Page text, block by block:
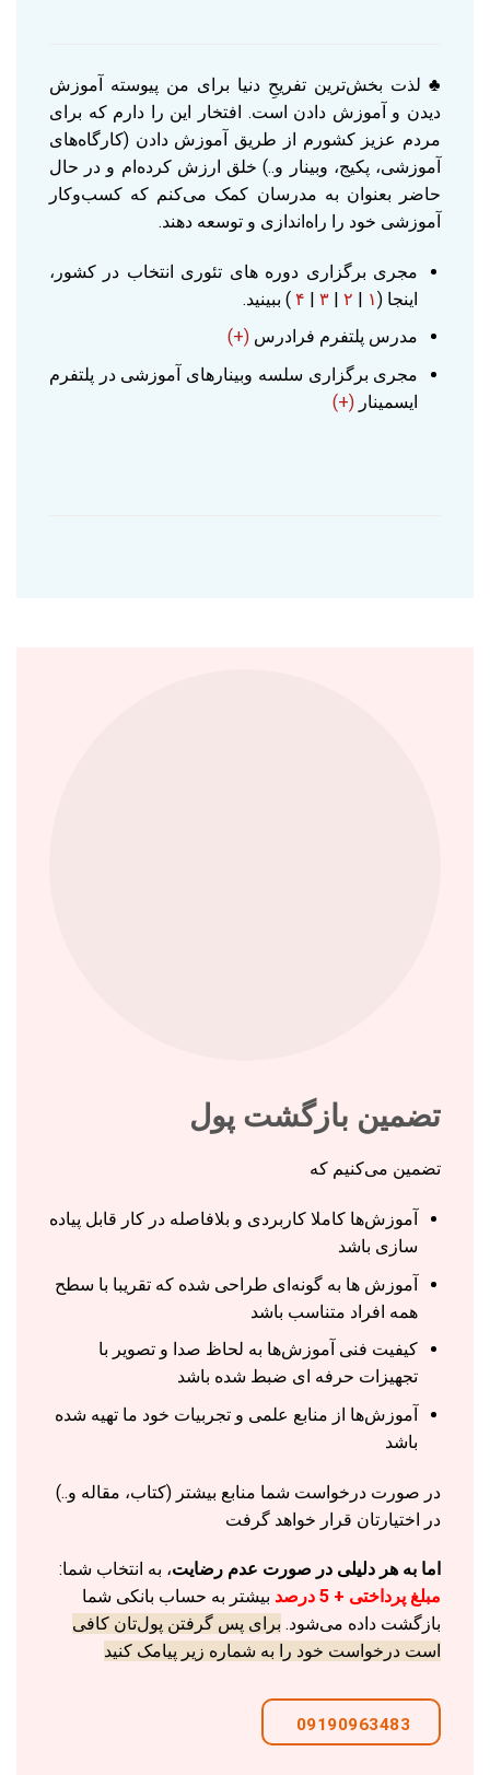
♣ لذت بخش‌ترین تفریحِ دنیا برای من پیوسته آموزش
دیدن و آموزش دادن است. افتخار این را دارم که برای
مردم عزیز کشورم از طریق آموزش دادن (کارگاه‌های
آموزشی، پکیج، وبینار و..) خلق ارزش کرده‌ام و در حال
حاضر بعنوان به مدرسان کمک می‌کنم که کسب‌وکار
آموزشی خود را راه‌اندازی و توسعه دهند.
مجری برگزاری دوره های تئوری انتخاب در کشور،
اینجا (۱ | ۲| ۳| ۴) ببینید.
مدرس پلتفرم فرادرس (+)
مجری برگزاری سلسه وبینارهای آموزشی در پلتفرم
ایسمینار (+)
تضمین بازگشت پول
تضمین می‌کنیم که
آموزش‌ها کاملا کاربردی و بلافاصله در کار قابل پیاده
سازی باشد
آموزش ها به گونه‌ای طراحی شده که تقریبا با سطح
همه افراد متناسب باشد
کیفیت فنی آموزش‌ها به لحاظ صدا و تصویر با
تجهیزات حرفه ای ضبط شده باشد
آموزش‌ها از منابع علمی و تجربیات خود ما تهیه شده
باشد
در صورت درخواست شما منابع بیشتر (کتاب، مقاله و..)
در اختیارتان قرار خواهد گرفت
اما به هر دلیلی در صورت عدم رضایت، به انتخاب شما:
مبلغ پرداختی + 5 درصد
بیشتر به حساب بانکی شما
بازگشت داده می‌شود. برای پس گرفتن پول‌تان کافی
است درخواست خود را به شماره زیر پیامک کنید
09190963483